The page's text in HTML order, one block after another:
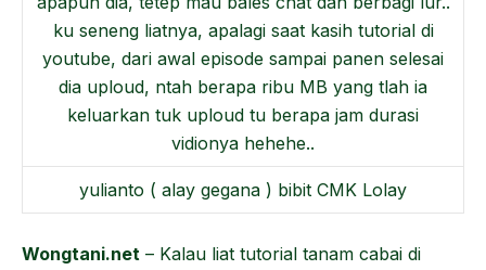
yulianto ( alay gegana ) bibit CMK Lolay
Wongtani.net – Kalau liat tutorial tanam cabai di